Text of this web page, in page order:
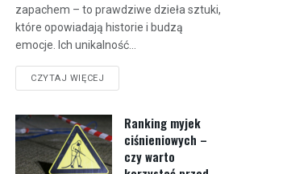
zapachem – to prawdziwe dzieła sztuki,
które opowiadają historie i budzą
emocje. Ich unikalność...
CZYTAJ WIĘCEJ
Ranking myjek
ciśnieniowych –
czy warto